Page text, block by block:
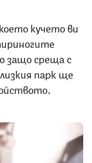
кучето ви
защо среща с
парк ще